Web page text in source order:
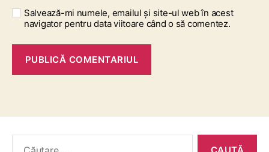
Salvează-mi numele, emailul și site-ul web în acest
navigator pentru data viitoare când o să comentez.